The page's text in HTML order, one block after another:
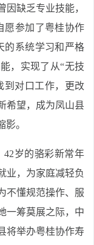
缺乏专业技能，
愿参加了粤桂协作
的系统学习和严格
，实现了从“无技
到对口工作，更改
希望，成为凤山县
。
岁的骆彩新常年
业，为家庭减轻负
不懂规范操作、服
一筹莫展之际，中
将举办粤桂协作寿